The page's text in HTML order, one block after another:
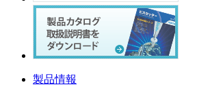
製品情報